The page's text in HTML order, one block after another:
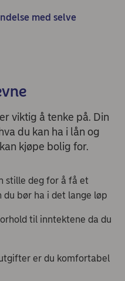
med selve
viktig å tenke på. Din
du kan ha i lån og
kjøpe bolig for.
stille deg for å få et
bør ha i det lange løp
til inntektene da du
er du komfortabel